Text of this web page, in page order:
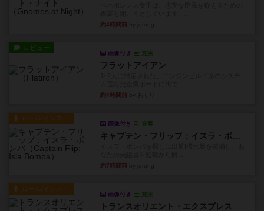
約4時間前
レビュー
画像付き 充実
フラットアイアン
約4時間前
ルール/インスト
画像付き 充実
キャプテン・フリップ：イスラ・ボンバ
約7時間前
ルール/インスト
画像付き 充実
トランスオリエント・エクスプレス